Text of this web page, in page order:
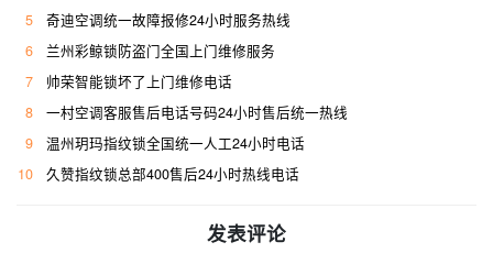
5
奇迪空调统一故障报修24小时服务热线
6
兰州彩鲸锁防盗门全国上门维修服务
7
帅荣智能锁坏了上门维修电话
8
一村空调客服售后电话号码24小时售后统一热线
9
温州玥玛指纹锁全国统一人工24小时电话
10
久赞指纹锁总部400售后24小时热线电话
发表评论